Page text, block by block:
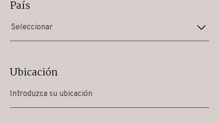
País
Seleccionar
Ubicación